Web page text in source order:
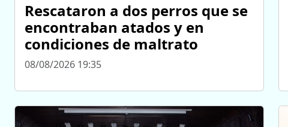
Rescataron a dos perros que se
encontraban atados y en
condiciones de maltrato
08/08/2026 19:35